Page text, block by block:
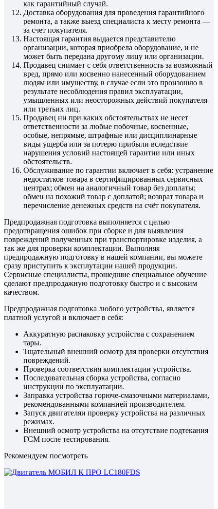
как гарантийный случай.
Доставка оборудования для проведения гарантийного
ремонта, а также выезд специалиста к месту ремонта —
за счет покупателя.
Настоящая гарантия выдается представителю
организации, которая приобрела оборудование, и не
может быть передана другому лицу или организации.
Продавец снимает с себя ответственность за возможный
вред, прямо или косвенно нанесенный оборудованием
людям или имуществу, в случае если это произошло в
результате несоблюдения правил эксплуатации,
умышленных или неосторожных действий покупателя
или третьих лиц.
Продавец ни при каких обстоятельствах не несет
ответственности за любые побочные, косвенные,
особые, непрямые, штрафные или дисциплинарные
виды ущерба или за потерю прибыли вследствие
нарушения условий настоящей гарантии или иных
обстоятельств.
Обслуживание по гарантии включает в себя: устранение
недостатков товара в сертифицированных сервисных
центрах; обмен на аналогичный товар без доплаты;
обмен на похожий товар с доплатой; возврат товара и
перечисление денежных средств на счёт покупателя.
Предпродажная подготовка выполняется с целью
предотвращения ошибок при сборке и для выявления
повреждений полученных при транспортировке изделия, а
так же для проверки комплектации. Выполняя
предпродажную подготовку в нашей компании, вы можете
сразу приступить к эксплутации нашей продукции.
Сервисные специалисты, прошедшие специальное обучение
сделают предпродажную подготовку быстро и с высоким
качеством.
Предпродажная подготовка любого устройства, является
платной услугой и включает в себя:
Аккуратную распаковку устройства с сохранением
тары.
Тщательный внешний осмотр для проверки отсутствия
повреждений.
Проверка соответствия комплектации устройства.
Последовательная сборка устройства, согласно
инструкции по эксплуатации.
Заправка устройства горюче-смазочными материалами,
рекомендованными компанией производителем.
Запуск двигателяи проверку устройства на различных
режимах.
Внешний осмотр устройства на отсутствие подтекания
ГСМ после тестирования.
Рекомендуем посмотреть